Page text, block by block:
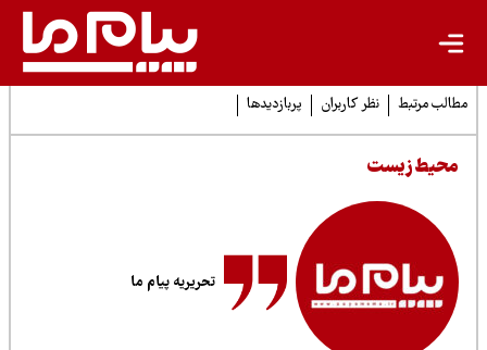
مرتبط نظر کاربران پربازدیدها
زیست
تحریریه پیام ما